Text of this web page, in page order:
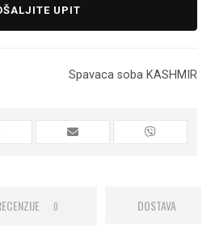
UPIT
Spavaca soba KASHMIR
0 DOSTAVA